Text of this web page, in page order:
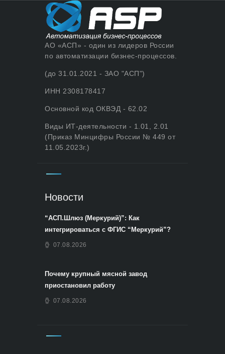
АО «АСП» - один из лидеров России
по автоматизации бизнес-процессов.
(до 31.01.2021 - ЗАО "АСП")
ИНН 2308178417
Основной код ОКВЭД - 62.02
Виды ИТ-деятельности - 1.01, 2.01
(Приказ Минцифры России № 449 от
11.05.2023г.)
Новости
“АСП.Шлюз (Меркурий)”: Как
интегрироваться с ФГИС “Меркурий”?
07.08.2026
Почему крупный мясной завод
приостановил работу
07.08.2026